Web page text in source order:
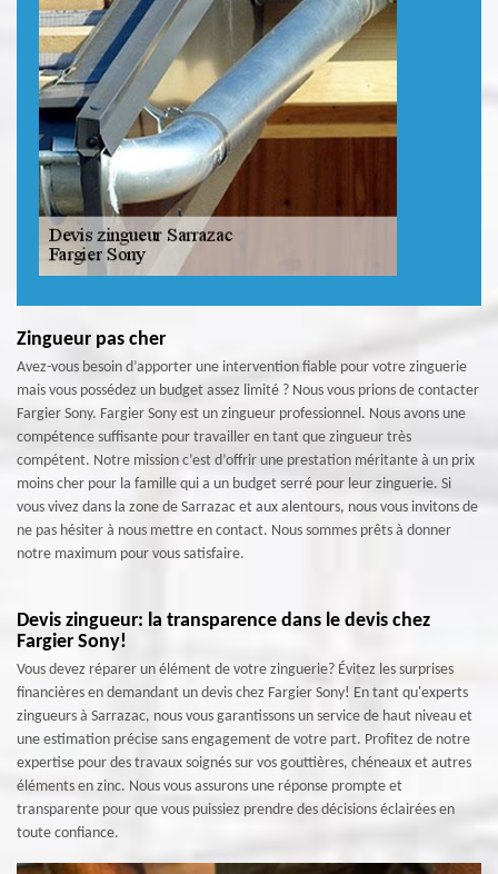
Zingueur pas cher
Avez-vous besoin d’apporter une intervention fiable pour votre zinguerie
mais vous possédez un budget assez limité ? Nous vous prions de contacter
Fargier Sony. Fargier Sony est un zingueur professionnel. Nous avons une
compétence suffisante pour travailler en tant que zingueur très
compétent. Notre mission c’est d’offrir une prestation méritante à un prix
moins cher pour la famille qui a un budget serré pour leur zinguerie. Si
vous vivez dans la zone de Sarrazac et aux alentours, nous vous invitons de
ne pas hésiter à nous mettre en contact. Nous sommes prêts à donner
notre maximum pour vous satisfaire.
Devis zingueur: la transparence dans le devis chez
Fargier Sony!
Vous devez réparer un élément de votre zinguerie? Évitez les surprises
financières en demandant un devis chez Fargier Sony! En tant qu'experts
zingueurs à Sarrazac, nous vous garantissons un service de haut niveau et
une estimation précise sans engagement de votre part. Profitez de notre
expertise pour des travaux soignés sur vos gouttières, chéneaux et autres
éléments en zinc. Nous vous assurons une réponse prompte et
transparente pour que vous puissiez prendre des décisions éclairées en
toute confiance.